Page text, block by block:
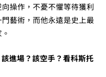
操作，不憂不懼等待獲利
藝術，而他永遠是史上最
進場？該空手？看科斯托